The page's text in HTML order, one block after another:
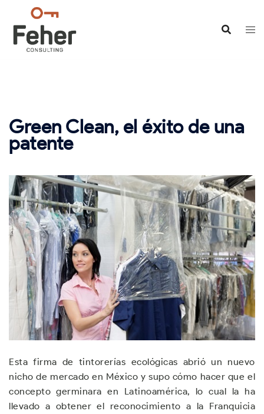
contenido
Green Clean, el éxito de una
patente
Esta firma de tintorerías ecológicas abrió un nuevo
nicho de mercado en México y supo cómo hacer que el
concepto germinara en Latinoamérica, lo cual la ha
llevado a obtener el reconocimiento a la Franquicia